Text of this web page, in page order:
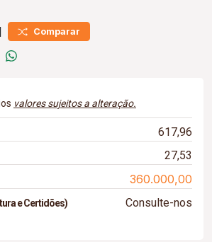
| Comparar
valores sujeitos a alteração.
617,96
27,53
360.000,00
e Certidões) Consulte-nos